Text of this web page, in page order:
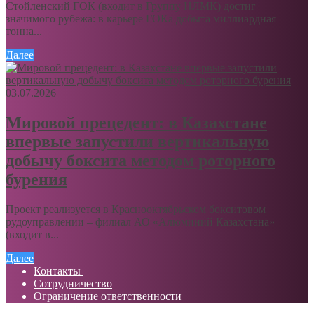
Стойленский ГОК (входит в Группу НЛМК) достиг
значимого рубежа: в карьере ГОКа добыта миллиардная
тонна...
Далее
03.07.2026
Мировой прецедент: в Казахстане
впервые запустили вертикальную
добычу боксита методом роторного
бурения
Проект реализуется в Краснооктябрьском бокситовом
рудоуправлении – филиал АО «Алюминий Казахстана»
(входит в...
Далее
Контакты
Сотрудничество
Ограничение ответственности